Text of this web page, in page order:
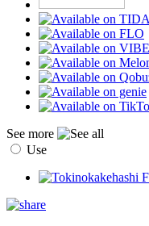
See more
Use